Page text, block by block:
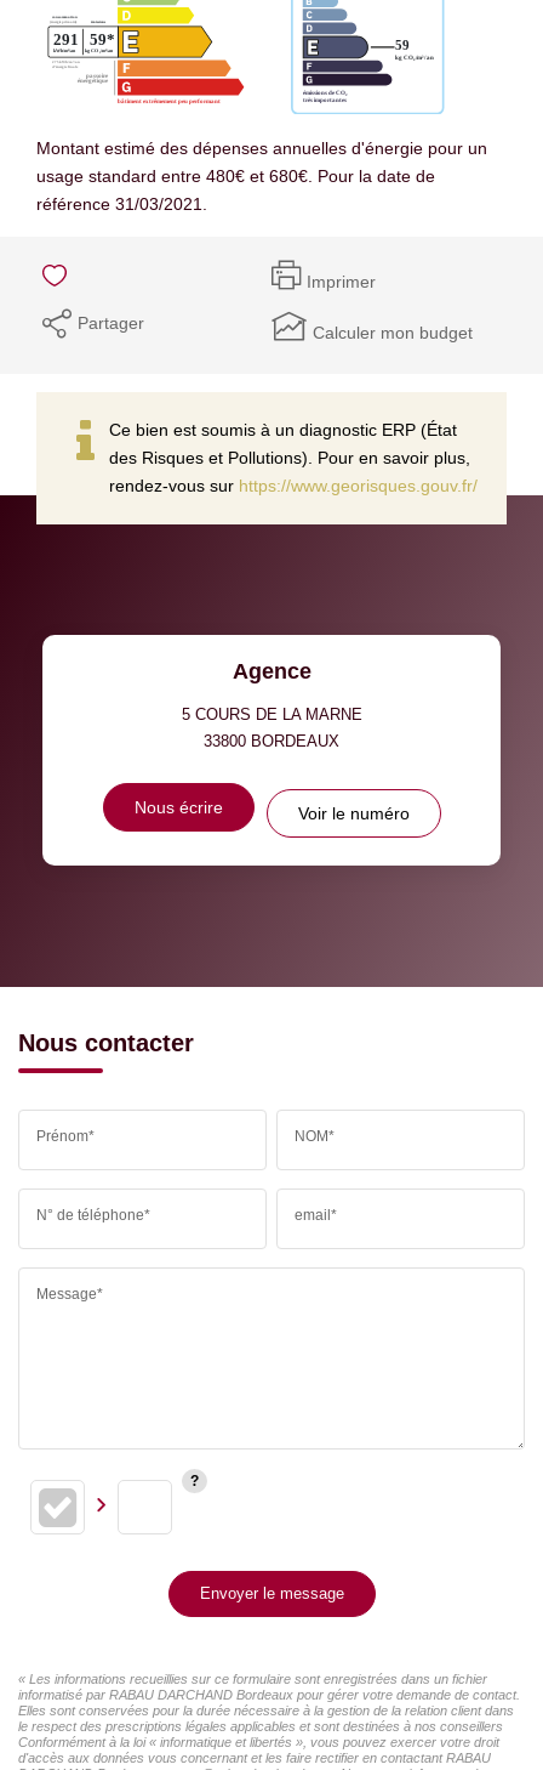
Montant estimé des dépenses annuelles d'énergie pour un
usage standard entre 480€ et 680€. Pour la date de
référence 31/03/2021.
Imprimer
Partager Calculer mon budget
Ce bien est soumis à un diagnostic ERP (État
des Risques et Pollutions). Pour en savoir plus,
rendez-vous sur https://www.georisques.gouv.fr/
Agence
5 COURS DE LA MARNE
33800 BORDEAUX
Nous écrire Voir le numéro
Nous contacter
Prénom* NOM*
N° de téléphone* email*
Message*
Envoyer le message
« Les informations recueillies sur ce formulaire sont enregistrées dans un fichier
informatisé par RABAU DARCHAND Bordeaux pour gérer votre demande de contact.
Elles sont conservées pour la durée nécessaire à la gestion de la relation client dans
le respect des prescriptions légales applicables et sont destinées à nos conseillers
Conformément à la loi « informatique et libertés », vous pouvez exercer votre droit
d'accès aux données vous concernant et les faire rectifier en contactant RABAU